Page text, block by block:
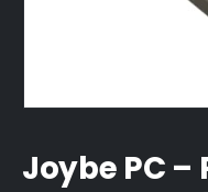
Joybe PC –